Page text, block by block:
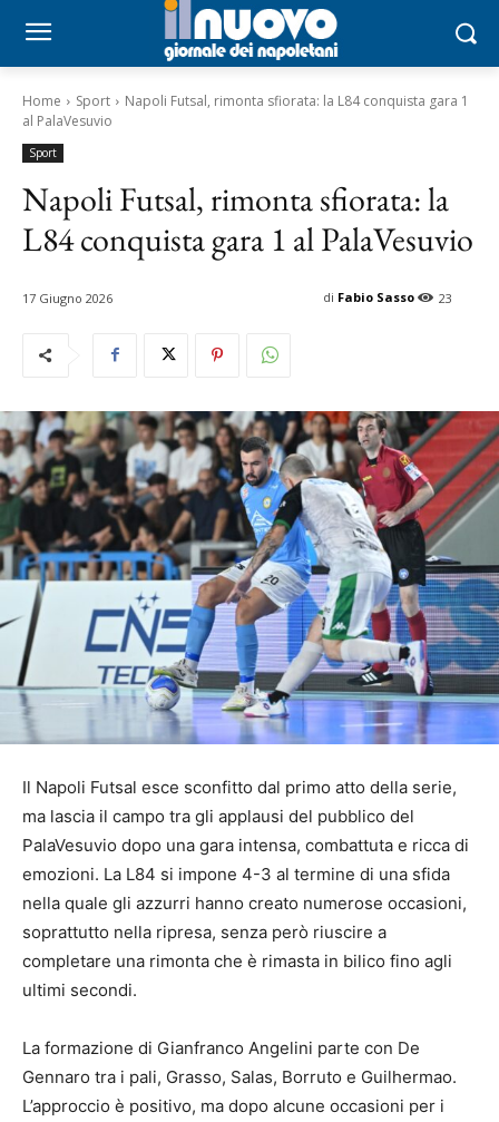
Home Sport
Napoli Futsal, rimonta sfiorata: la L84 conquista gara 1
al PalaVesuvio
Sport
Napoli Futsal, rimonta sfiorata: la
L84 conquista gara 1 al PalaVesuvio
17 Giugno 2026 23
di Fabio Sasso
Il Napoli Futsal esce sconfitto dal primo atto della serie,
ma lascia il campo tra gli applausi del pubblico del
PalaVesuvio dopo una gara intensa, combattuta e ricca di
emozioni. La L84 si impone 4-3 al termine di una sfida
nella quale gli azzurri hanno creato numerose occasioni,
soprattutto nella ripresa, senza però riuscire a
completare una rimonta che è rimasta in bilico fino agli
ultimi secondi.
La formazione di Gianfranco Angelini parte con De
Gennaro tra i pali, Grasso, Salas, Borruto e Guilhermao.
L’approccio è positivo, ma dopo alcune occasioni per i